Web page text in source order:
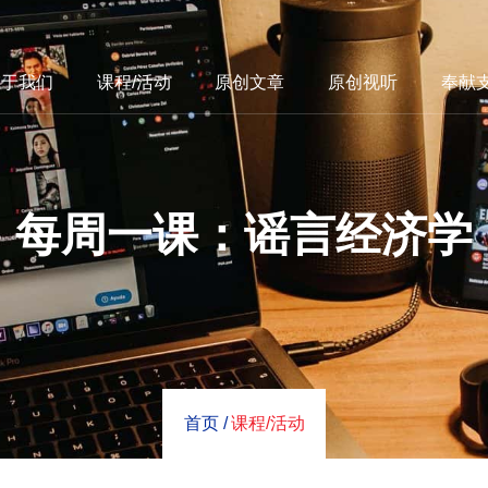
我们 课程/活动 原创文章 原创视听 奉献
每周一课：谣言经济学
首页 / 课程/活动